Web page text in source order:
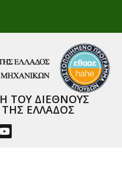
ΤΟΥ ΔΙΕΘΝΟΥΣ
ΕΛΛΑΔΟΣ